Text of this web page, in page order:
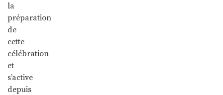
la
préparation
de
cette
célébration
et
s’active
depuis